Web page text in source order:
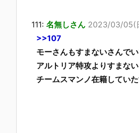
111: 名無しさん 2023/03/05(
>>107
モーさんもすまないさんで
アルトリア特攻よりすまな
チームスマンノ在籍してい